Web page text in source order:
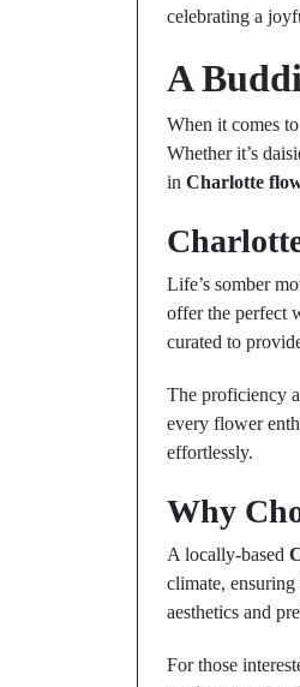
celebrating a
A
When it comes to
Whether it’s
in Charlotte
Life’s somber
offer the perfect
curated to
The proficiency
every flower
effortlessly.
Why
A locally-based
climate,
aesthetics and
For those